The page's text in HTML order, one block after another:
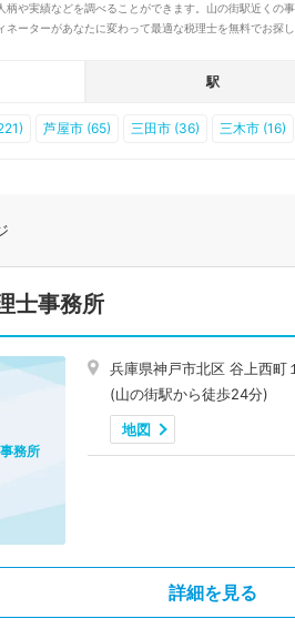
や実績などを調べることができます。山の街駅近くの
ーターがあなたに変わって最適な税理士を無料でお探
駅
芦屋市 (65) 三田市 (36) 三木市 (16)
士事務所
兵庫県神戸市北区 谷上西町
(山の街駅から徒歩24分)
地図
務所
詳細を見る